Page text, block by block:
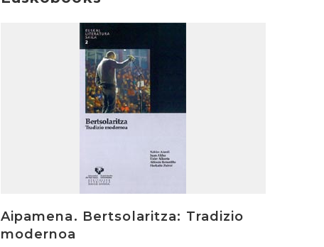
Aipamena. Bertsolaritza: Tradizio
modernoa